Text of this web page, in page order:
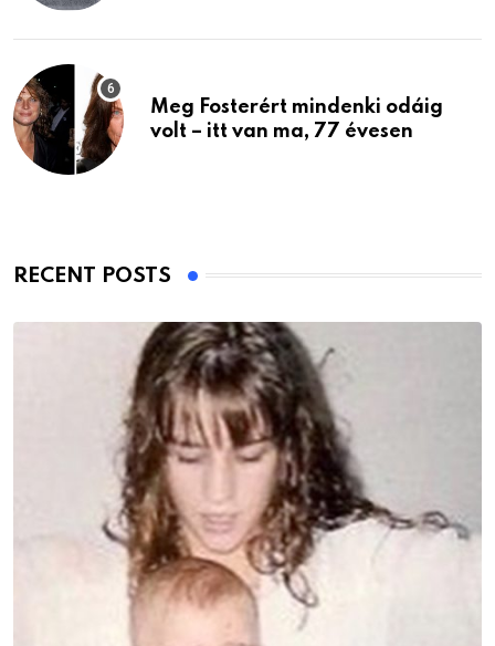
Meg Fosterért mindenki odáig
volt – itt van ma, 77 évesen
RECENT POSTS